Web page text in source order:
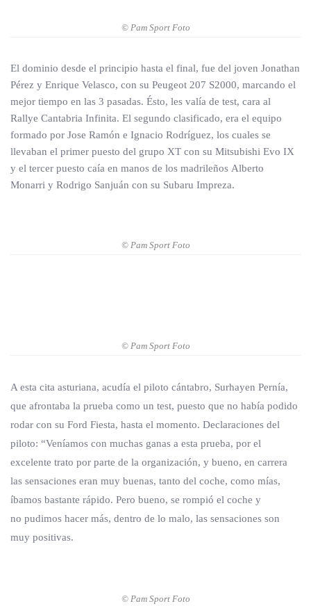
© Pam Sport Foto
El dominio desde el principio hasta el final, fue del joven Jonathan
Pérez y Enrique Velasco, con su Peugeot 207 S2000, marcando el
mejor tiempo en las 3 pasadas. Ésto, les valía de test, cara al
Rallye Cantabria Infinita. El segundo clasificado, era el equipo
formado por Jose Ramón e Ignacio Rodríguez, los cuales se
llevaban el primer puesto del grupo XT con su Mitsubishi Evo IX
y el tercer puesto caía en manos de los madrileños Alberto
Monarri y Rodrigo Sanjuán con su Subaru Impreza.
© Pam Sport Foto
© Pam Sport Foto
A esta cita asturiana, acudía el piloto cántabro, Surhayen Pernía,
que afrontaba la prueba como un test, puesto que no había podido
rodar con su Ford Fiesta, hasta el momento. Declaraciones del
piloto: “Veníamos con muchas ganas a esta prueba, por el
excelente trato por parte de la organización, y bueno, en carrera
las sensaciones eran muy buenas, tanto del coche, como mías,
íbamos bastante rápido. Pero bueno, se rompió el coche y
no pudimos hacer más, dentro de lo malo, las sensaciones son
muy positivas.
© Pam Sport Foto